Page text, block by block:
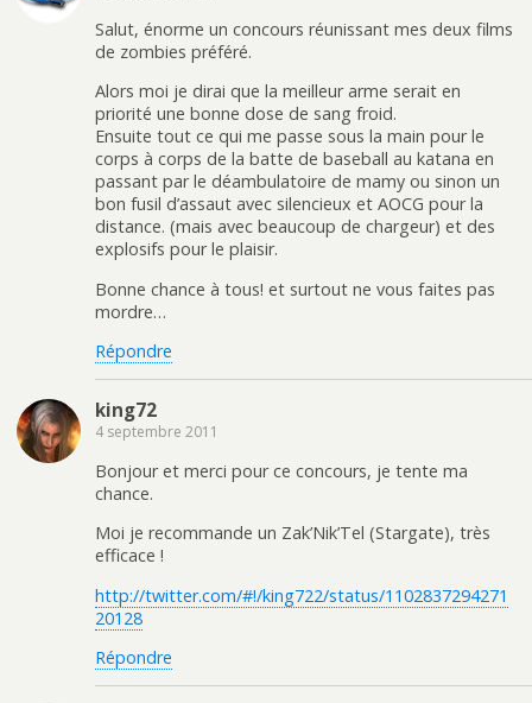
Salut, énorme un concours réunissant mes deux films
de zombies préféré.
Alors moi je dirai que la meilleur arme serait en
priorité une bonne dose de sang froid.
Ensuite tout ce qui me passe sous la main pour le
corps à corps de la batte de baseball au katana en
passant par le déambulatoire de mamy ou sinon un
bon fusil d’assaut avec silencieux et AOCG pour la
distance. (mais avec beaucoup de chargeur) et des
explosifs pour le plaisir.
Bonne chance à tous! et surtout ne vous faites pas
mordre…
Répondre
king72
4 septembre 2011
Bonjour et merci pour ce concours, je tente ma
chance.
Moi je recommande un Zak’Nik’Tel (Stargate), très
efficace !
http://twitter.com/#!/king722/status/1102837294271
20128
Répondre